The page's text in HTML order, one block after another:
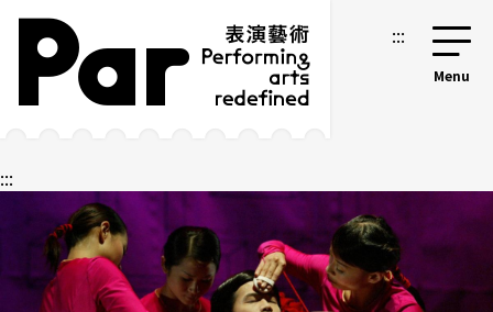
跳到主要內容區塊
網站導覽 :::
:::